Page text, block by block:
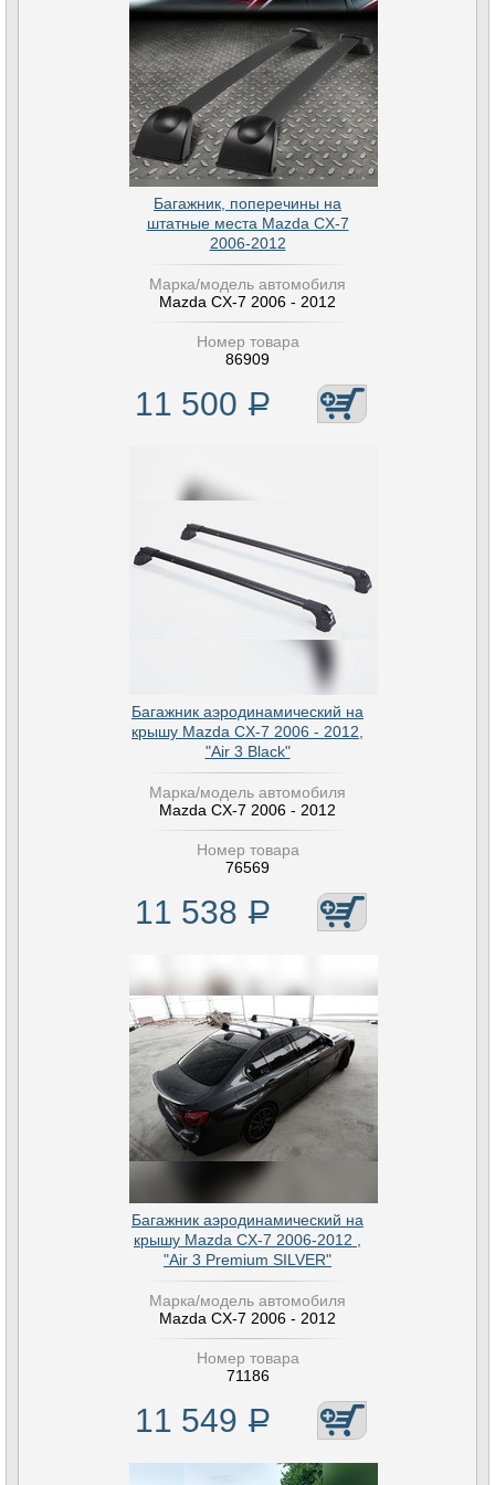
Багажник, поперечины на
штатные места Mazda CX-7
2006-2012
Марка/модель автомобиля
Mazda CX-7 2006 - 2012
Номер товара
86909
11 500 Р
Багажник аэродинамический на
крышу Mazda CX-7 2006 - 2012,
"Air 3 Black"
Марка/модель автомобиля
Mazda CX-7 2006 - 2012
Номер товара
76569
11 538 Р
Багажник аэродинамический на
крышу Mazda CX-7 2006-2012 ,
"Air 3 Premium SILVER"
Марка/модель автомобиля
Mazda CX-7 2006 - 2012
Номер товара
71186
11 549 Р